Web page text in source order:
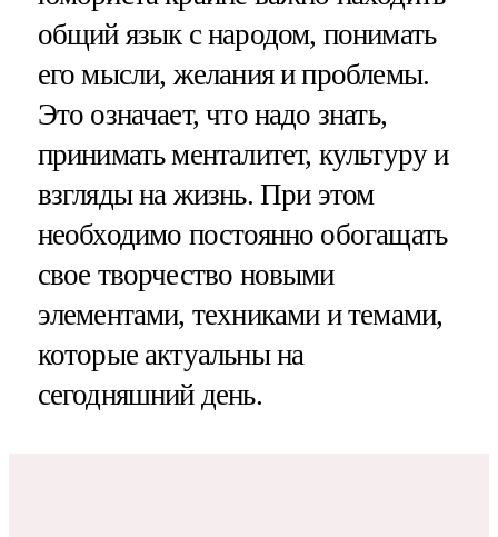
общий язык с народом, понимать
его мысли, желания и проблемы.
Это означает, что надо знать,
принимать менталитет, культуру и
взгляды на жизнь. При этом
необходимо постоянно обогащать
свое творчество новыми
элементами, техниками и темами,
которые актуальны на
сегодняшний день.